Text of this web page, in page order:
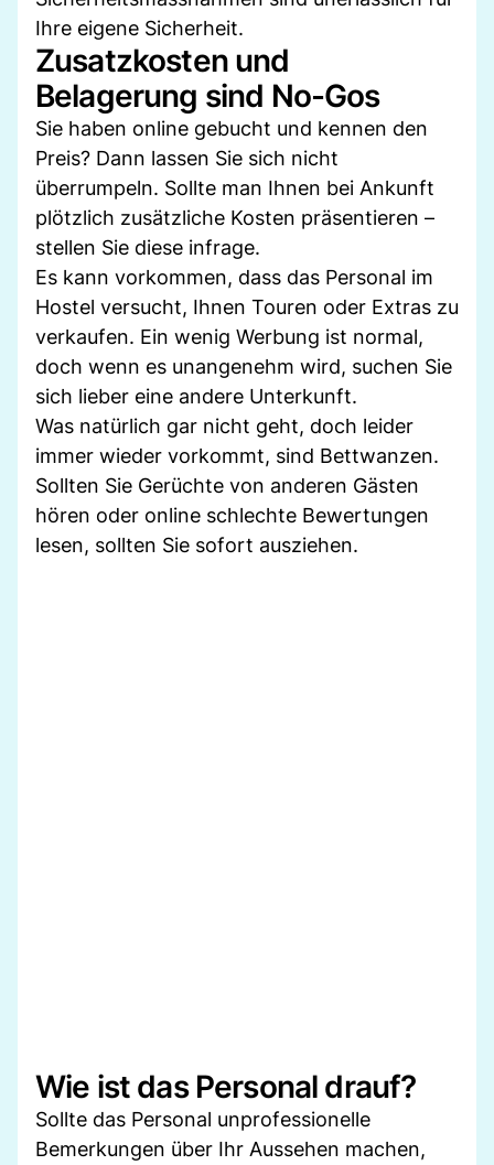
Ihre eigene Sicherheit.
Zusatzkosten und
Belagerung sind No-Gos
Sie haben online gebucht und kennen den
Preis? Dann lassen Sie sich nicht
überrumpeln. Sollte man Ihnen bei Ankunft
plötzlich zusätzliche Kosten präsentieren –
stellen Sie diese infrage.
Es kann vorkommen, dass das Personal im
Hostel versucht, Ihnen Touren oder Extras zu
verkaufen. Ein wenig Werbung ist normal,
doch wenn es unangenehm wird, suchen Sie
sich lieber eine andere Unterkunft.
Was natürlich gar nicht geht, doch leider
immer wieder vorkommt, sind Bettwanzen.
Sollten Sie Gerüchte von anderen Gästen
hören oder online schlechte Bewertungen
lesen, sollten Sie sofort ausziehen.
Wie ist das Personal drauf?
Sollte das Personal unprofessionelle
Bemerkungen über Ihr Aussehen machen,